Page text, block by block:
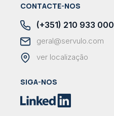
CONTACTE-NOS
(+351) 210 933 000
geral@servulo.com
ver localização
SIGA-NOS